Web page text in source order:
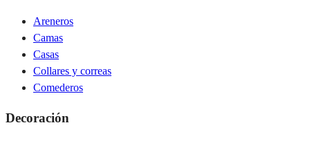
Areneros
Camas
Casas
Collares y correas
Comederos
Decoración